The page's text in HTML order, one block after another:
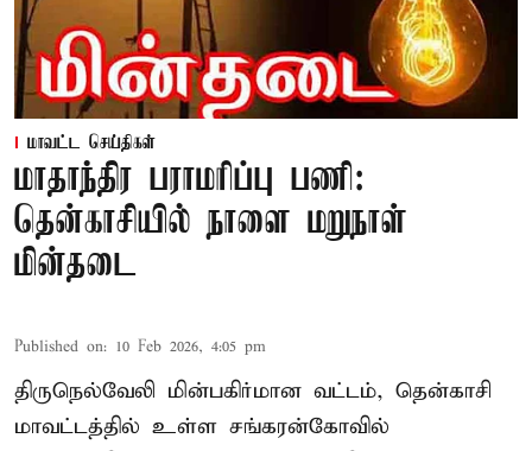
மாவட்ட செய்திகள்
மாதாந்திர பராமரிப்பு பணி:
தென்காசியில் நாளை மறுநாள்
மின்தடை
Published on: 10 Feb 2026, 4:05 pm
திருநெல்வேலி மின்பகிர்மான வட்டம், தென்காசி
மாவட்டத்தில் உள்ள சங்கரன்கோவில்